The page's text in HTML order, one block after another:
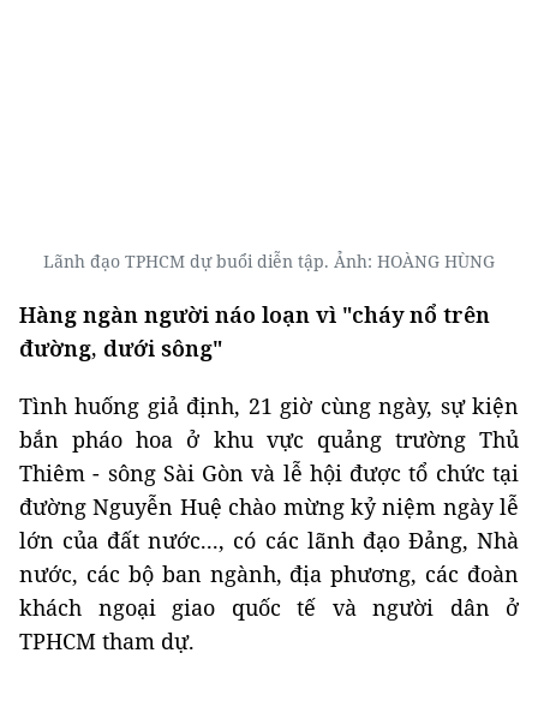
Lãnh đạo TPHCM dự buổi diễn tập. Ảnh: HOÀNG HÙNG
Hàng ngàn người náo loạn vì "cháy nổ trên
đường, dưới sông"
Tình huống giả định, 21 giờ cùng ngày, sự kiện
bắn pháo hoa ở khu vực quảng trường Thủ
Thiêm - sông Sài Gòn và lễ hội được tổ chức tại
đường Nguyễn Huệ chào mừng kỷ niệm ngày lễ
lớn của đất nước..., có các lãnh đạo Đảng, Nhà
nước, các bộ ban ngành, địa phương, các đoàn
khách ngoại giao quốc tế và người dân ở
TPHCM tham dự.